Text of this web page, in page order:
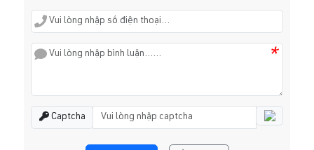
*
Captcha